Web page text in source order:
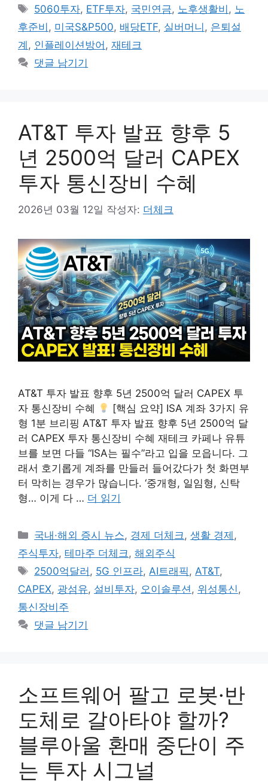
리
태
그
5060투자, ETF투자, 국민연금, 노후생활비 , 노
후준비 , 미국S&P500, 배당ETF, 실버머니 , 은퇴설
계 , 인플레이션방어 , 재테크
댓글 남기기
AT&T 투자 발표 향후 5
년 2500억 달러 CAPEX
투자 통신장비 수혜
2026년 03월 12일 작성자: 더체크
AT&T 투자 발표 향후 5년 2500억 달러 CAPEX 투
자 통신장비 수혜
[핵심 요약] ISA 계좌 3가지 유
형 1분 브리핑 AT&T 투자 발표 향후 5년 2500억 달
러 CAPEX 투자 통신장비 수혜 재테크 카페나 유튜
브를 보면 다들 “ISA는 필수”라고 입을 모읍니다. 그
래서 호기롭게 계좌를 만들러 들어갔다가 첫 화면부
터 막히는 경우가 많습니다. ‘중개형, 일임형, 신탁
형… 이게 다 … 더 읽기
카
테
고
리
국내·해외 증시 뉴스, 경제 더체크 ,생활 경제 ,
주식투자, 테마주 더체크 , 해외주식
태
그
2500억달러 , 5G 인프라, AI트래픽 , AT&T,
CAPEX, 광섬유, 설비투자, 오이솔루션 , 위성통신 ,
통신장비주
댓글 남기기
소프트웨어 팔고 로봇·반
도체로 갈아타야 할까?
블루아울 환매 중단이 주
는 투자 시그널